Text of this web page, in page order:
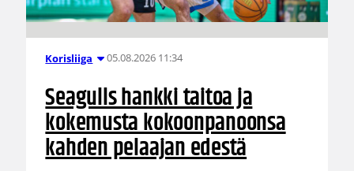
Korisliiga 05.08.2026 11:34
Seagulls hankki taitoa ja
kokemusta kokoonpanoonsa
kahden pelaajan edestä